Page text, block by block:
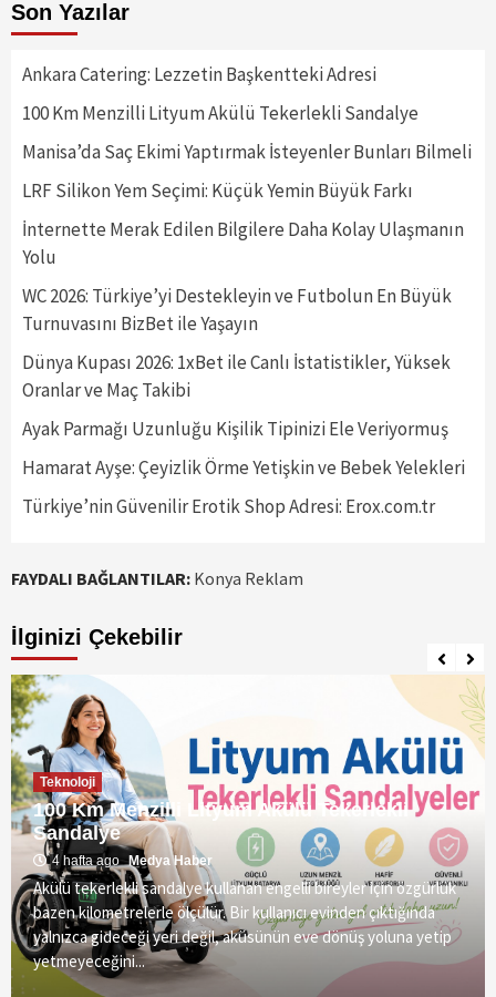
Son Yazılar
Ankara Catering: Lezzetin Başkentteki Adresi
100 Km Menzilli Lityum Akülü Tekerlekli Sandalye
Manisa’da Saç Ekimi Yaptırmak İsteyenler Bunları Bilmeli
LRF Silikon Yem Seçimi: Küçük Yemin Büyük Farkı
İnternette Merak Edilen Bilgilere Daha Kolay Ulaşmanın
Yolu
WC 2026: Türkiye’yi Destekleyin ve Futbolun En Büyük
Turnuvasını BizBet ile Yaşayın
Dünya Kupası 2026: 1xBet ile Canlı İstatistikler, Yüksek
Oranlar ve Maç Takibi
Ayak Parmağı Uzunluğu Kişilik Tipinizi Ele Veriyormuş
Hamarat Ayşe: Çeyizlik Örme Yetişkin ve Bebek Yelekleri
Türkiye’nin Güvenilir Erotik Shop Adresi: Erox.com.tr
FAYDALI BAĞLANTILAR: Konya Reklam
İlginizi Çekebilir
Teknoloji
100 Km Menzilli Lityum Akülü Tekerlekli
Sandalye
4 hafta ago Medya Haber
Akülü tekerlekli sandalye kullanan engelli bireyler için özgürlük
bazen kilometrelerle ölçülür. Bir kullanıcı evinden çıktığında
yalnızca gideceği yeri değil, aküsünün eve dönüş yoluna yetip
yetmeyeceğini...